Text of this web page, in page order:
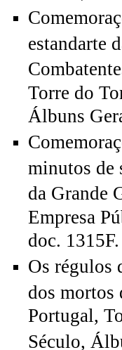
estandarte
Torre do
Álbuns
minutos de
da Grande
Empresa
doc. 1315F.
Os régulos
dos mortos
Portugal,
Século,